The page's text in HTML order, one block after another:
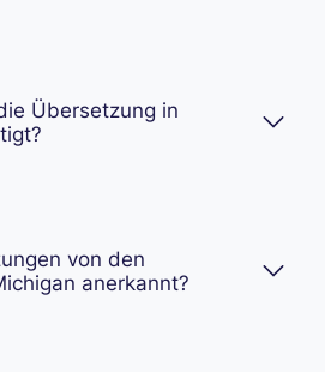
Übersetzung in
von den
anerkannt?